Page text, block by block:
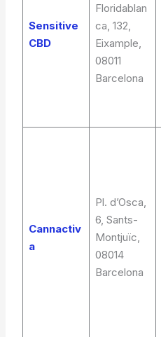
Sensitive
CBD
Floridablan
ca, 132,
Eixample,
08011
Barcelona
Cannactiv
a
Pl. d’Osca,
6, Sants-
Montjuïc,
08014
Barcelona